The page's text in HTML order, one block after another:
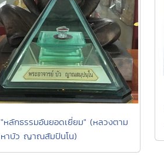
"หลักธรรมอันยอดเยี่ยม" (หลวงตาม
หาบัว ญาณสัมปันโน)